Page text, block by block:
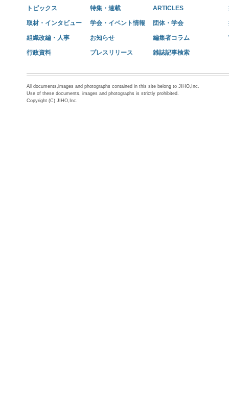
トピックス 特集・連載 ARTICLES
取材・インタビュー 学会・イベント情報 団体・学会
組織改編・人事 お知らせ 編集者コラム
行政資料 プレスリリース 雑誌記事検索
All documents,images and photographs contained in this site belong to JIHO,Inc.
Use of these documents, images and photographs is strictly prohibited.
Copyright (C) JIHO,Inc.